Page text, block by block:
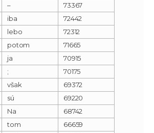
–
73367
iba
72442
lebo
72312
potom
71665
ja
70915
;
70175
však
69372
sú
69220
Na
68742
tom
66659